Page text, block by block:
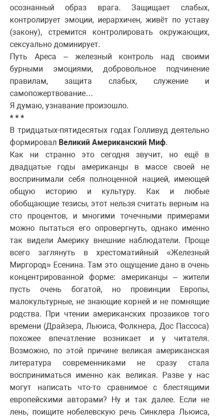
осознанный образ врага. Защищает слабых,
контролирует эмоции, иерархичен, живёт по уставу
(закону), стремится контролировать окружающих,
сексуально доминирует.
Путь Ареса – железный контроль над своими
бурными эмоциями, добровольное подчинение
правилам, защита слабых, служение и
самопожертвование…
Я думаю, узнавание произошло.
* * *
В тридцатых-пятидесятых годах Голливуд деятельно
формировал Великий Американский Миф.
Как ни странно это сегодня звучит, но ещё в
двадцатые годы американцы в массе своей не
воспринимали себя полноценной нацией, имеющей
общую историю и культуру. Как и любые
обобщающие тезисы, этот нельзя считать верным на
сто процентов, и многими точечными примерами
можно пытаться его опровергнуть, однако именно
так видели Америку внешние наблюдатели. Проще
всего заглянуть в хрестоматийный «Железный
Миргород» Есенина. Там это ощущение дано в очень
концентрированной форме: американцы – жители
пусть очень богатой, но провинции Европы,
малокультурные, не знающие корней и не помнящие
родства. При чтении американских прозаиков того
времени (Драйзера, Льюиса, Фолкнера, Дос Пассоса)
похожее впечатление возникает и у читателя.
Возможно, по этой причине великая американская
литература современниками не сразу стала
восприниматься именно как великая. Разве у нас
могут написать что-то сравнимое с блестящими
европейскими авторами? Ну и так далее. Если не
лень, поищите нобелевскую речь Синклера Льюиса,